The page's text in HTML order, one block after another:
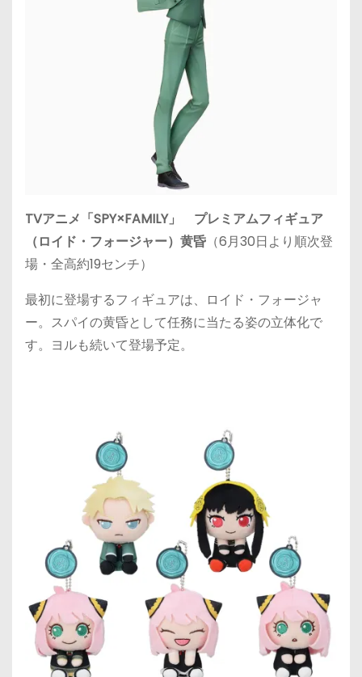
TVアニメ「SPY×FAMILY」 プレミアムフィギュア
（ロイド・フォージャー）黄昏 （6月30日より順次登
場・全高約19センチ）
最初に登場するフィギュアは、ロイド・フォージャ
ー。スパイの黄昏として任務に当たる姿の立体化で
す。ヨルも続いて登場予定。